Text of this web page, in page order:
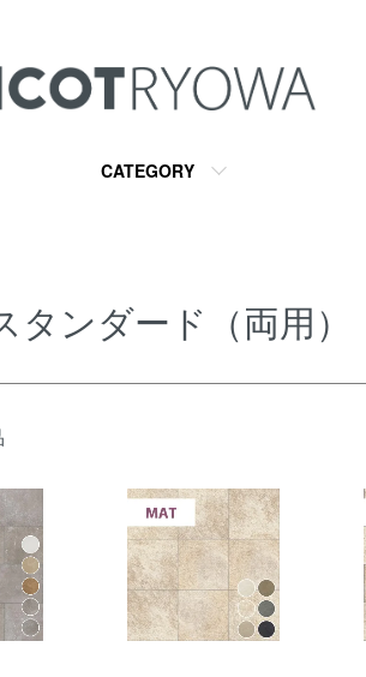
CATEGORY
タンダード（両用）